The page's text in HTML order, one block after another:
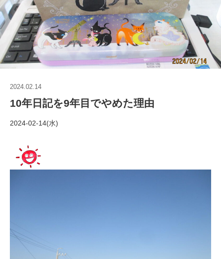
2024.02.14
10年日記を9年目でやめた理由
2024-02-14(水)